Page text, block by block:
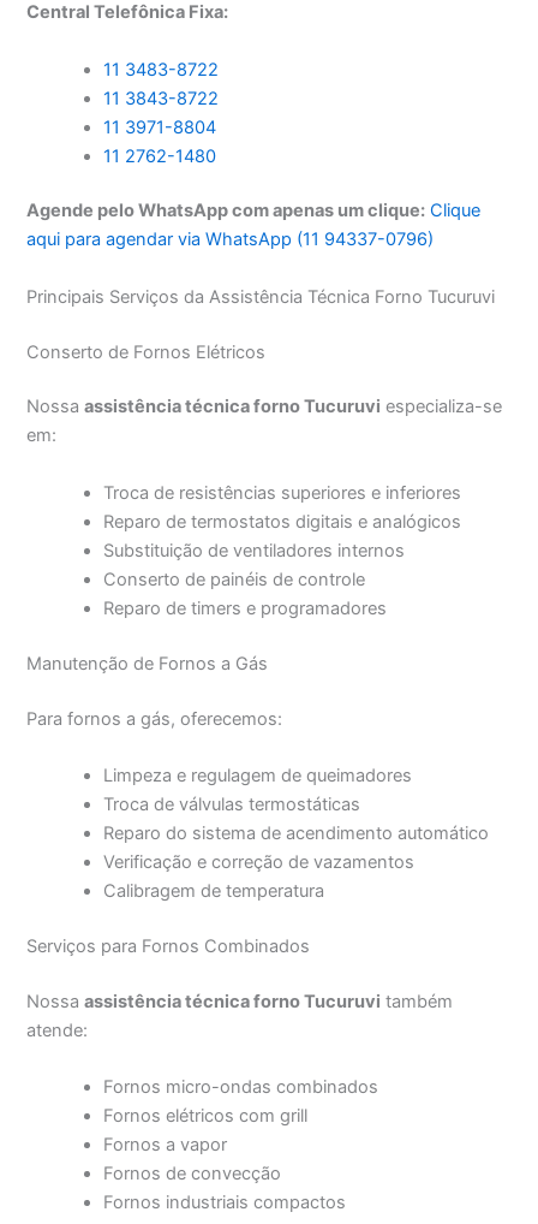
Central Telefônica Fixa:
11 3483-8722
11 3843-8722
11 3971-8804
11 2762-1480
Agende pelo WhatsApp com apenas um clique: Clique
aqui para agendar via WhatsApp (11 94337-0796)
Principais Serviços da Assistência Técnica Forno Tucuruvi
Conserto de Fornos Elétricos
Nossaassistência técnica forno Tucuruvi especializa-se
em:
Troca de resistências superiores e inferiores
Reparo de termostatos digitais e analógicos
Substituição de ventiladores internos
Conserto de painéis de controle
Reparo de timers e programadores
Manutenção de Fornos a Gás
Para fornos a gás, oferecemos:
Limpeza e regulagem de queimadores
Troca de válvulas termostáticas
Reparo do sistema de acendimento automático
Verificação e correção de vazamentos
Calibragem de temperatura
Serviços para Fornos Combinados
Nossaassistência técnica forno Tucuruvi também
atende:
Fornos micro-ondas combinados
Fornos elétricos com grill
Fornos a vapor
Fornos de convecção
Fornos industriais compactos